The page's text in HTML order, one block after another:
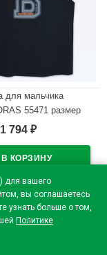
для вашего
вы соглашаетесь
узнать больше о том,
Политике
для мальчика
55471 размер
164 цвет черный
1 794 ₽